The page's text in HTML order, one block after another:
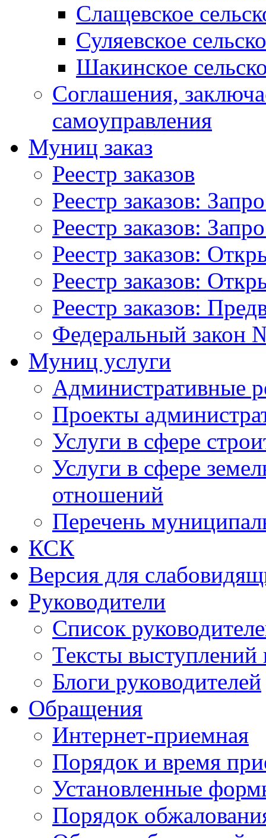
Слащевское
Суляевское
Шакинское
Соглашения,
самоуправления
Муниц заказ
Реестр заказов
Реестр заказов:
Реестр заказов:
Реестр заказов:
Реестр заказов:
Реестр заказов:
Федеральный закон
Муниц услуги
Административные
Проекты
Услуги в сфере
Услуги в сфере
отношений
Перечень
КСК
Версия для
Руководители
Список
Тексты выступлений
Блоги руководителей
Обращения
Интернет-приемная
Порядок и время
Установленные
Порядок